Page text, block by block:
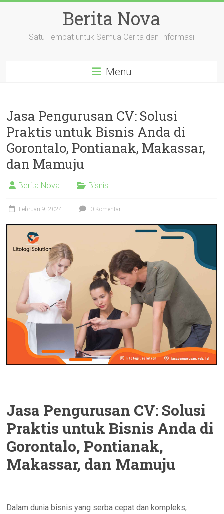
Berita Nova
Satu Tempat untuk Semua Cerita dan Informasi
Menu
Jasa Pengurusan CV: Solusi
Praktis untuk Bisnis Anda di
Gorontalo, Pontianak, Makassar,
dan Mamuju
Berita Nova Bisnis
Februari 9, 2024 0 Komentar
Jasa Pengurusan CV: Solusi
Praktis untuk Bisnis Anda di
Gorontalo, Pontianak,
Makassar, dan Mamuju
Dalam dunia bisnis yang serba cepat dan kompleks,